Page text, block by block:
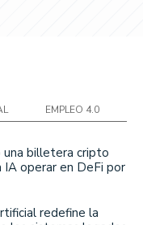
EMPLEO 4.0
una billetera cripto
operar en DeFi por
redefine la